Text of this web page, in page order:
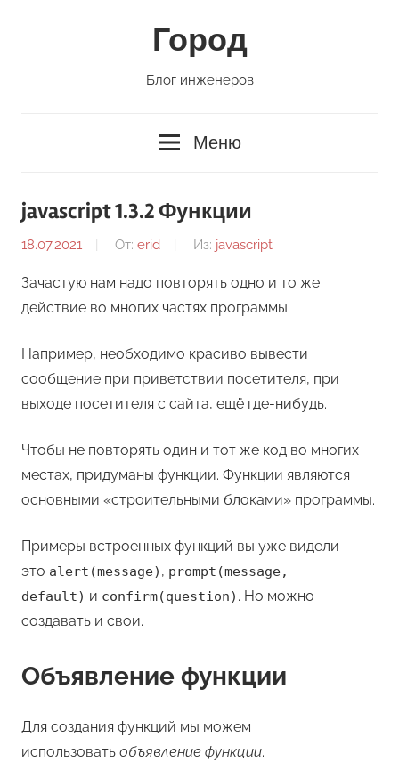
Город
Блог инженеров
Меню
javascript 1.3.2 Функции
18.07.2021 От: erid Из: javascript
Зачастую нам надо повторять одно и то же
действие во многих частях программы.
Например, необходимо красиво вывести
сообщение при приветствии посетителя, при
выходе посетителя с сайта, ещё где-нибудь.
Чтобы не повторять один и тот же код во многих
местах, придуманы функции. Функции являются
основными «строительными блоками» программы.
Примеры встроенных функций вы уже видели –
это alert(message) , prompt(message,
default) и confirm(question) . Но можно
создавать и свои.
Объявление функции
Для создания функций мы можем
использовать объявление функции.